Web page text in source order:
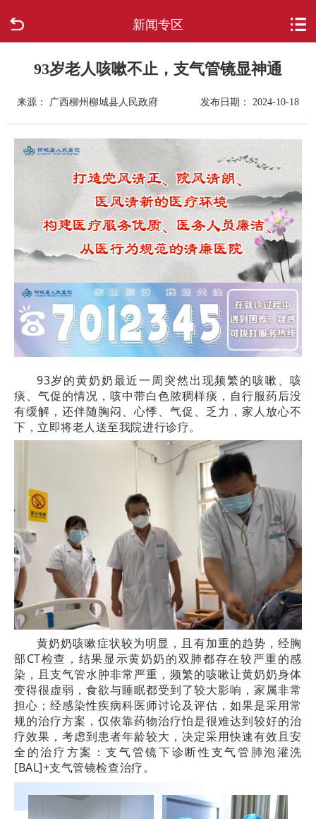
新闻专区
走进柳城
新闻中心
政府信息公开
网上办事
互动回应
数据专题
93岁老人咳嗽不止，支气管镜显神通
来源： 广西柳州柳城县人民政府 发布日期： 2024-10-18
93岁的黄奶奶最近一周突然出现频繁的咳嗽、咳
痰、气促的情况，咳中带白色脓稠样痰，自行服药后没
有缓解，还伴随胸闷、心悸、气促、乏力，家人放心不
下，立即将老人送至我院进行诊疗。
黄奶奶咳嗽症状较为明显，且有加重的趋势，经胸
部CT检查，结果显示黄奶奶的双肺都存在较严重的感
染，且支气管水肿非常严重，频繁的咳嗽让黄奶奶身体
变得很虚弱，食欲与睡眠都受到了较大影响，家属非常
担心；经感染性疾病科医师讨论及评估，如果是采用常
规的治疗方案，仅依靠药物治疗怕是很难达到较好的治
疗效果，考虑到患者年龄较大，决定采用快速有效且安
全的治疗方案：支气管镜下诊断性支气管肺泡灌洗
[BAL]+支气管镜检查治疗。